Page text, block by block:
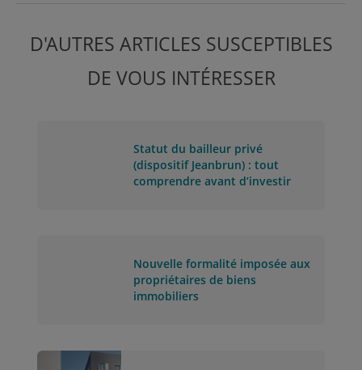
D'AUTRES ARTICLES SUSCEPTIBLES
DE VOUS INTÉRESSER
Statut du bailleur privé
(dispositif Jeanbrun) : tout
comprendre avant d’investir
Nouvelle formalité imposée aux
propriétaires de biens
immobiliers